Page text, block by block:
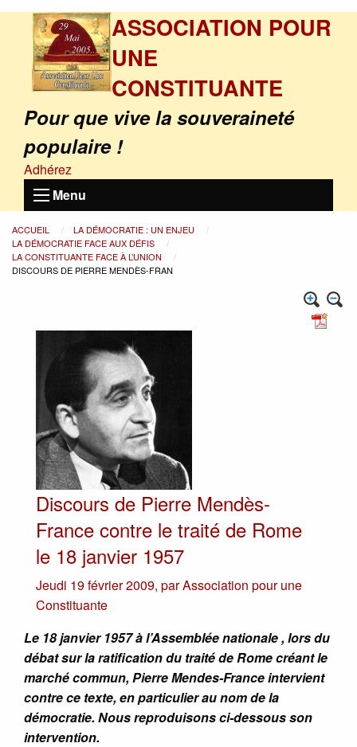
ASSOCIATION POUR
UNE
CONSTITUANTE
Pour que vive la souveraineté
populaire !
Adhérez
Menu
ACCUEIL
LA DÉMOCRATIE : UN ENJEU
LA DÉMOCRATIE FACE AUX DÉFIS
LA CONSTITUANTE FACE À L’UNION
DISCOURS DE PIERRE MENDÈS-FRAN
Discours de Pierre Mendès-
France contre le traité de Rome
le 18 janvier 1957
Jeudi 19 février 2009, parAssociation pour une
Constituante
Le 18 janvier 1957 à l’Assemblée nationale , lors du
débat sur la ratification du traité de Rome créant le
marché commun, Pierre Mendes-France intervient
contre ce texte, en particulier au nom de la
démocratie. Nous reproduisons ci-dessous son
intervention.